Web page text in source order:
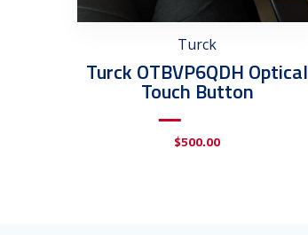
Turck
Turck OTBVP6QDH Optical
Touch Button
$500.00